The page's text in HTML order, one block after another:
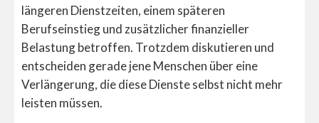
längeren Dienstzeiten, einem späteren
Berufseinstieg und zusätzlicher finanzieller
Belastung betroffen. Trotzdem diskutieren und
entscheiden gerade jeneMenschen über eine
Verlängerung, die diese Dienste selbst nicht mehr
leisten müssen.